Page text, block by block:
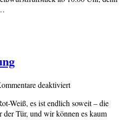
deaktiviertfür
Saisoneröffnung
Weiß, es ist endlich soweit – die
der Tür, und wir können es kaum